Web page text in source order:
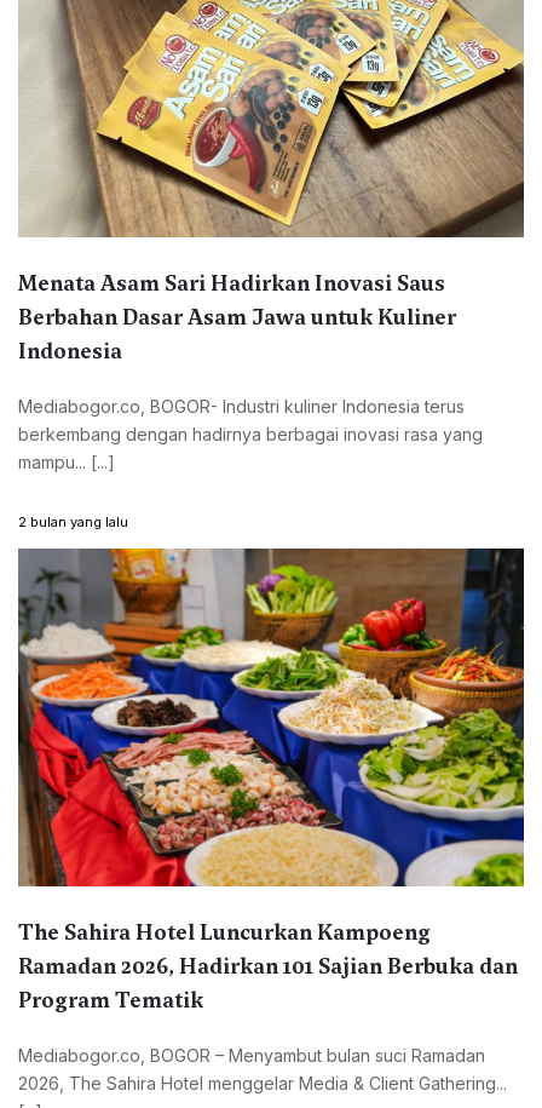
Menata Asam Sari Hadirkan Inovasi Saus
Berbahan Dasar Asam Jawa untuk Kuliner
Indonesia
Mediabogor.co, BOGOR- Industri kuliner Indonesia terus
berkembang dengan hadirnya berbagai inovasi rasa yang
mampu... [...]
2 bulan yang lalu
The Sahira Hotel Luncurkan Kampoeng
Ramadan 2026, Hadirkan 101 Sajian Berbuka dan
Program Tematik
Mediabogor.co, BOGOR – Menyambut bulan suci Ramadan
2026, The Sahira Hotel menggelar Media & Client Gathering...